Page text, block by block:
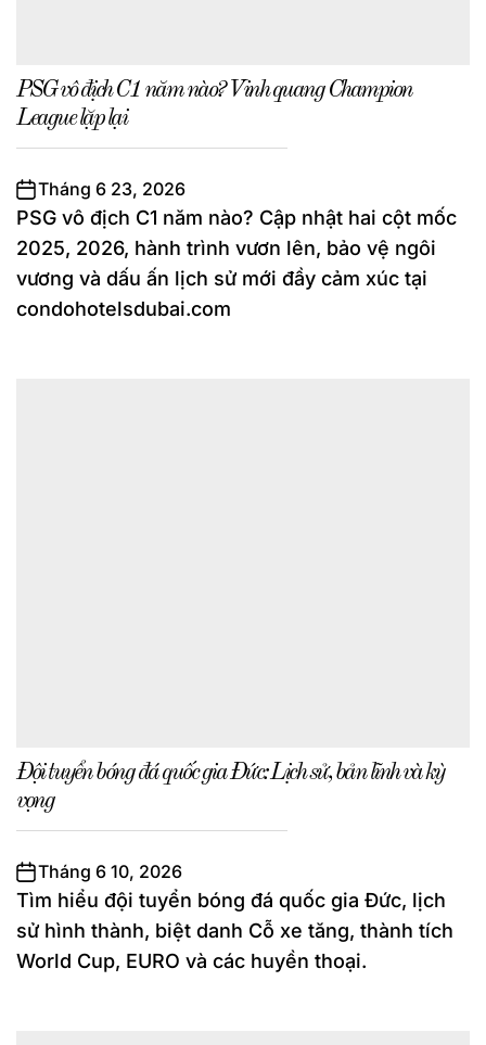
PSG vô địch C1 năm nào? Vinh quang Champion
League lặp lại
Tháng 6 23, 2026
PSG vô địch C1 năm nào? Cập nhật hai cột mốc
2025, 2026, hành trình vươn lên, bảo vệ ngôi
vương và dấu ấn lịch sử mới đầy cảm xúc tại
condohotelsdubai.com
Đội tuyển bóng đá quốc gia Đức: Lịch sử, bản lĩnh và kỳ
vọng
Tháng 6 10, 2026
Tìm hiểu đội tuyển bóng đá quốc gia Đức, lịch
sử hình thành, biệt danh Cỗ xe tăng, thành tích
World Cup, EURO và các huyền thoại.